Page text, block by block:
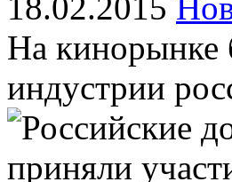
На кинорынке
индустрии